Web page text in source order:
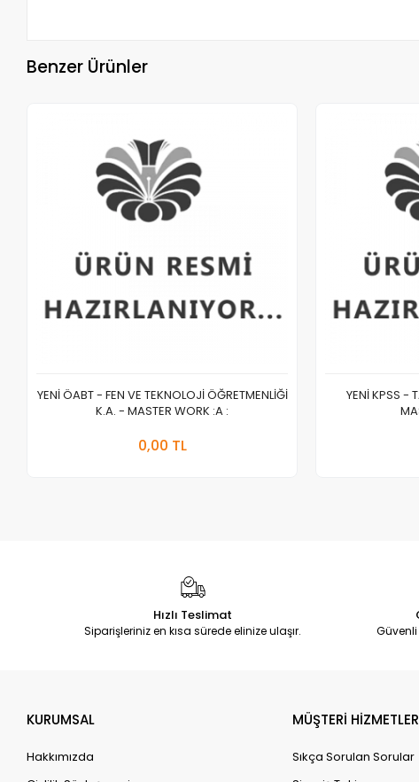
Benzer Ürünler
YENİ ÖABT - FEN VE TEKNOLOJİ ÖĞRETMENLİĞİ
K.A. - MASTER WORK :A :
0,00 TL
YENİ KPSS -
Hızlı Teslimat
Siparişleriniz en kısa sürede elinize ulaşır.
KURUMSAL
Hakkımızda
MÜŞTERİ
Sıkça Sorulan Sorular